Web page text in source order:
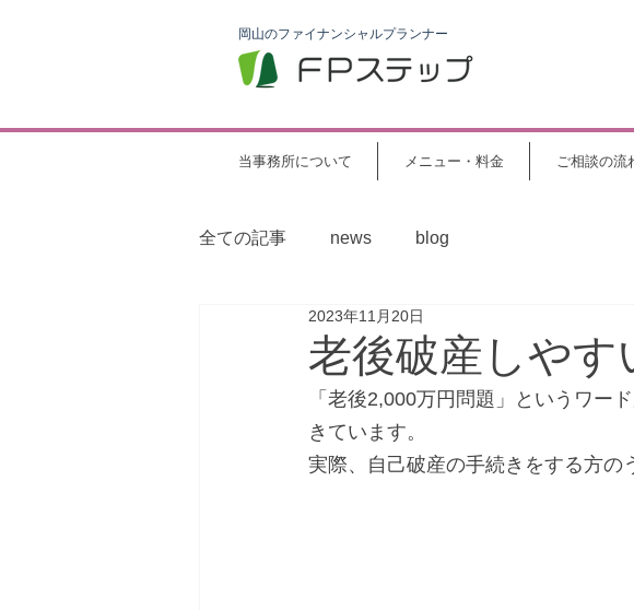
岡山のファイナンシャルプランナー
当事務所について メニュー・料金 ご相談の流
全ての記事 news blog
老後破産しやす
2023年11月20日
「老後2,000万円問題」というワー
きています。
実際、自己破産の手続きをする方の